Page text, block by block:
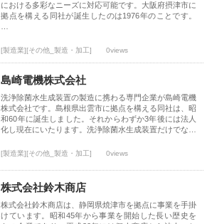
における多彩なニーズに対応可能です。大阪府摂津市に
拠点を構える同社が誕生したのは1976年のことです。
[製造業][その他_製造・加工] 0views
島崎電機株式会社
洗浄除菌水生成装置の製造に携わる専門企業が島崎電機
株式会社です。島根県出雲市に拠点を構える同社は、昭
和60年に誕生しました。それからわずか3年後には法人
化し現在にいたります。洗浄除菌水生成装置だけでな…
[製造業][その他_製造・加工] 0views
株式会社鈴木商店
株式会社鈴木商店は、静岡県焼津市を拠点に事業を手掛
けています。昭和45年から事業を開始した長い歴史を